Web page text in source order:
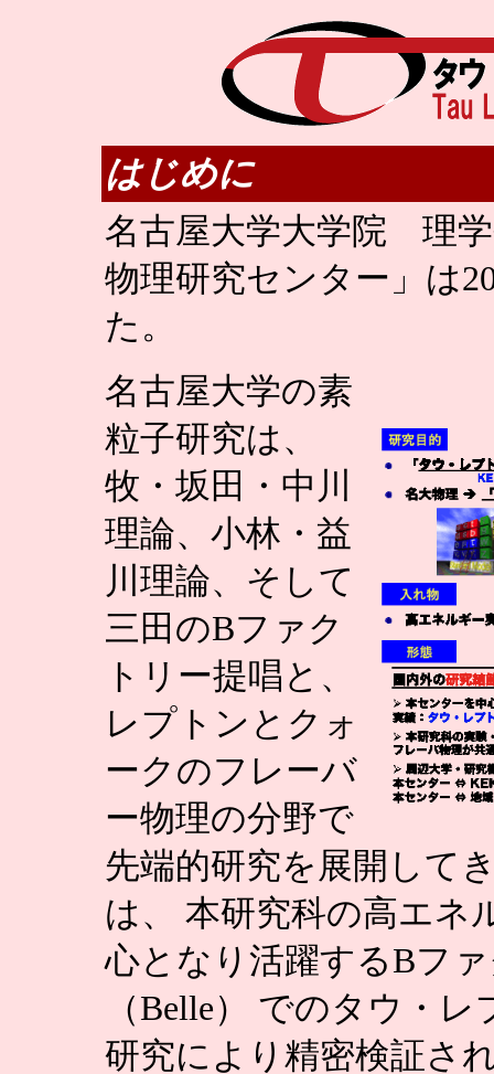
はじめに
名古屋大学大学院 理
物理研究センター」は
た。
名古屋大学の素
粒子研究は、
牧・坂田・中川
理論、小林・益
川理論、そして
三田のBファク
トリー提唱と、
レプトンとクォ
ークのフレーバ
ー物理の分野で
先端的研究を展開して
は、 本研究科の高エネ
心となり活躍するBフ
（Belle） でのタウ・
研究により精密検証さ